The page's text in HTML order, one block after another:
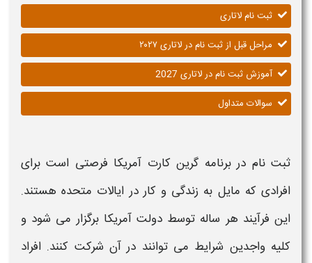
ثبت نام لاتاری
مراحل قبل از ثبت نام در لاتاری ۲۰۲۷
آموزش ثبت نام در لاتاری 2027
سوالات متداول
ثبت نام در برنامه گرین کارت آمریکا فرصتی است برای
افرادی که مایل به زندگی و کار در ایالات متحده هستند.
این فرآیند هر ساله توسط دولتآمریکا برگزار می‌ شود و
کلیه واجدین شرایط می‌ توانند در آن شرکت کنند. افراد